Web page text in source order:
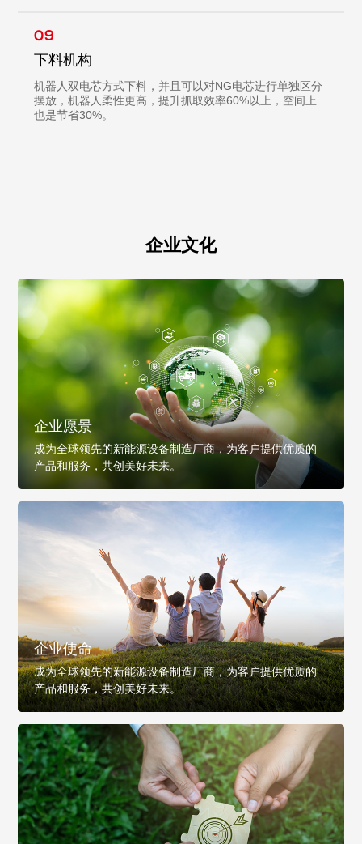
09
下料机构
机器人双电芯方式下料，并且可以对NG电芯进行单独区分
摆放，机器人柔性更高，提升抓取效率60%以上，空间上
也是节省30%。
企业文化
企业愿景
成为全球领先的新能源设备制造厂商，为客户提供优质的
产品和服务，共创美好未来。
企业使命
成为全球领先的新能源设备制造厂商，为客户提供优质的
产品和服务，共创美好未来。